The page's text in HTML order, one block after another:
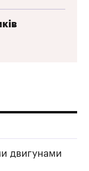
двигунами